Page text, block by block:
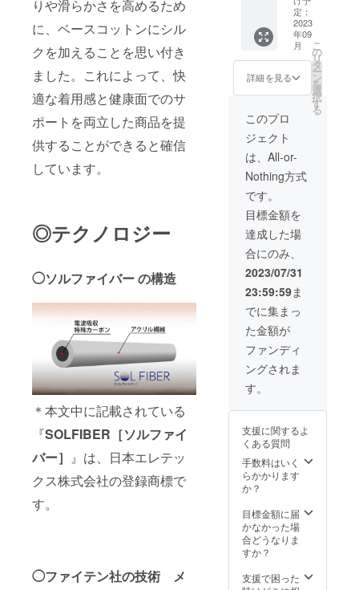
りや滑らかさを高めるため
に、ベースコットンにシル
クを加えることを思い付き
ました。これによって、快
適な着用感と健康面でのサ
ポートを両立した商品を提
供することができると確信
しています。
◎テクノロジー
◯ソルファイバー の構造
＊本文中に記載されている
『SOLFIBER［ソルファイ
バー］ 』は、日本エレテッ
クス株式会社の登録商標で
す。
◯ファイテン社の技術 メ
す。 ＊
色の変
更は出
来ませ
ん。よ
くご確
たしま
サイズ
は、男
女フ
リーサ
す。
→10,60
0円(送
料・税
込） ・
色はブ
レーの2
種類か
らお選
び頂け
ます。
・発送
パック
を予定
してお
りま
す。 ＊
色の変
更は出
来ませ
ん。よ
くご確
認をお
願いい
たしま
は、男
女フ
リーサ
イズで
す。
パワー
テープ
が10枚
付き
限定特
価10枚
コース
35%OF
F ・
B2War
mer×10
・パ
ワー
テープ
名様希
望小売
価格
50,650
円
→32,90
0円(送
料・税
込） ・
色はブ
ラッ
ク、グ
レーの2
び頂け
・発送
は宅急
便を予
定して
おりま
色の変
更は出
来ませ
ん。よ
認をお
定：
2023
年09
月
詳細を見る
こ
の
リ
タ
ー
ン
を
選
択
す
る
このプロ
ジェクト
は、All-or-
Nothing方式
です。
目標金額を
達成した場
合にのみ、
2023/07/31
23:59:59ま
でに集まっ
た金額が
ファンディ
ングされま
す。
支援に関するよ
くある質問
手数料はいく
らかかります
か？
目標金額に届
かなかった場
合どうなりま
すか？
支援で困った